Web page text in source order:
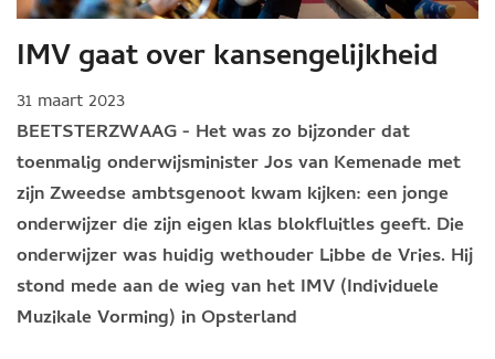
IMV gaat over kansengelijkheid
31 maart 2023
BEETSTERZWAAG - Het was zo bijzonder dat
toenmalig onderwijsminister Jos van Kemenade met
zijn Zweedse ambtsgenoot kwam kijken: een jonge
onderwijzer die zijn eigen klas blokfluitles geeft. Die
onderwijzer was huidig wethouder Libbe de Vries. Hij
stond mede aan de wieg van het IMV (Individuele
Muzikale Vorming) in Opsterland